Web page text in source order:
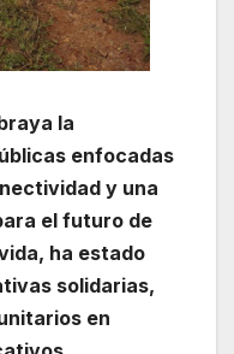
la
enfocadas
y una
el futuro de
ha estado
solidarias,
en